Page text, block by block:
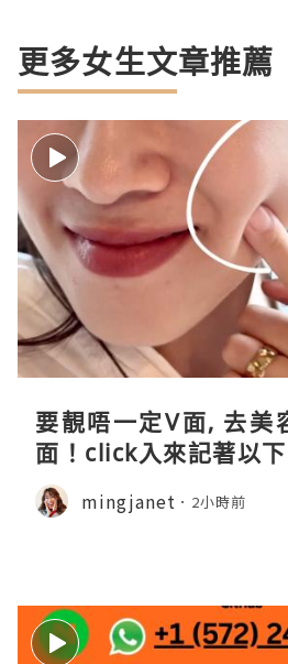
更多女生文章推薦
要靚唔一定V面, 去美
面！click入來記著以下
mingjanet 2小時前